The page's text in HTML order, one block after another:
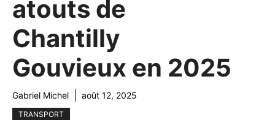
atouts de
Chantilly
Gouvieux en 2025
Gabriel Michel août 12, 2025
TRANSPORT